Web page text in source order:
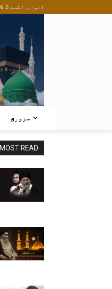
اتوار, اگست 9, 2026
سرورق
MOST READ